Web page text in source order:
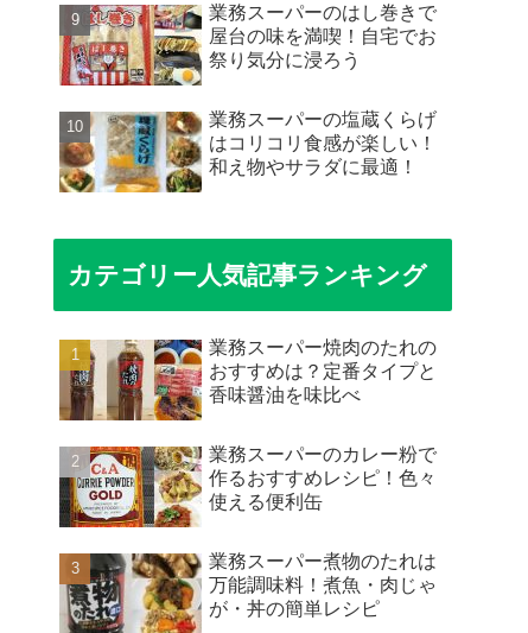
業務スーパーのはし巻きで
屋台の味を満喫！自宅でお
祭り気分に浸ろう
業務スーパーの塩蔵くらげ
はコリコリ食感が楽しい！
和え物やサラダに最適！
カテゴリー人気記事ランキング
業務スーパー焼肉のたれの
おすすめは？定番タイプと
香味醤油を味比べ
業務スーパーのカレー粉で
作るおすすめレシピ！色々
使える便利缶
業務スーパー煮物のたれは
万能調味料！煮魚・肉じゃ
が・丼の簡単レシピ